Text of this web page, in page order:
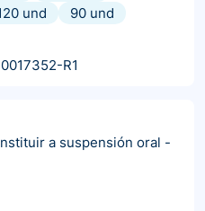
und
90 und
R1
a suspensión oral -